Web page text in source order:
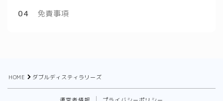
04
免責事項
HOME ダブルディスティラリーズ